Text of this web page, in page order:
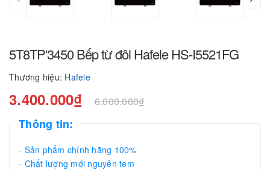
5T8TP'3450 Bếp từ đôi Hafele HS-I5521FG
Thương hiệu: Hafele
3.400.000₫ 6.000.000₫
Thông tin:
- Sản phẩm chính hãng 100%
- Chất lượng mới nguyên tem